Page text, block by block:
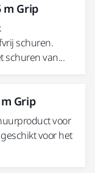
m Grip
schuren.
schuren van...
Grip
voor
voor het